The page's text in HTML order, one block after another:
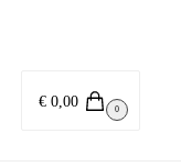
€0,00 0